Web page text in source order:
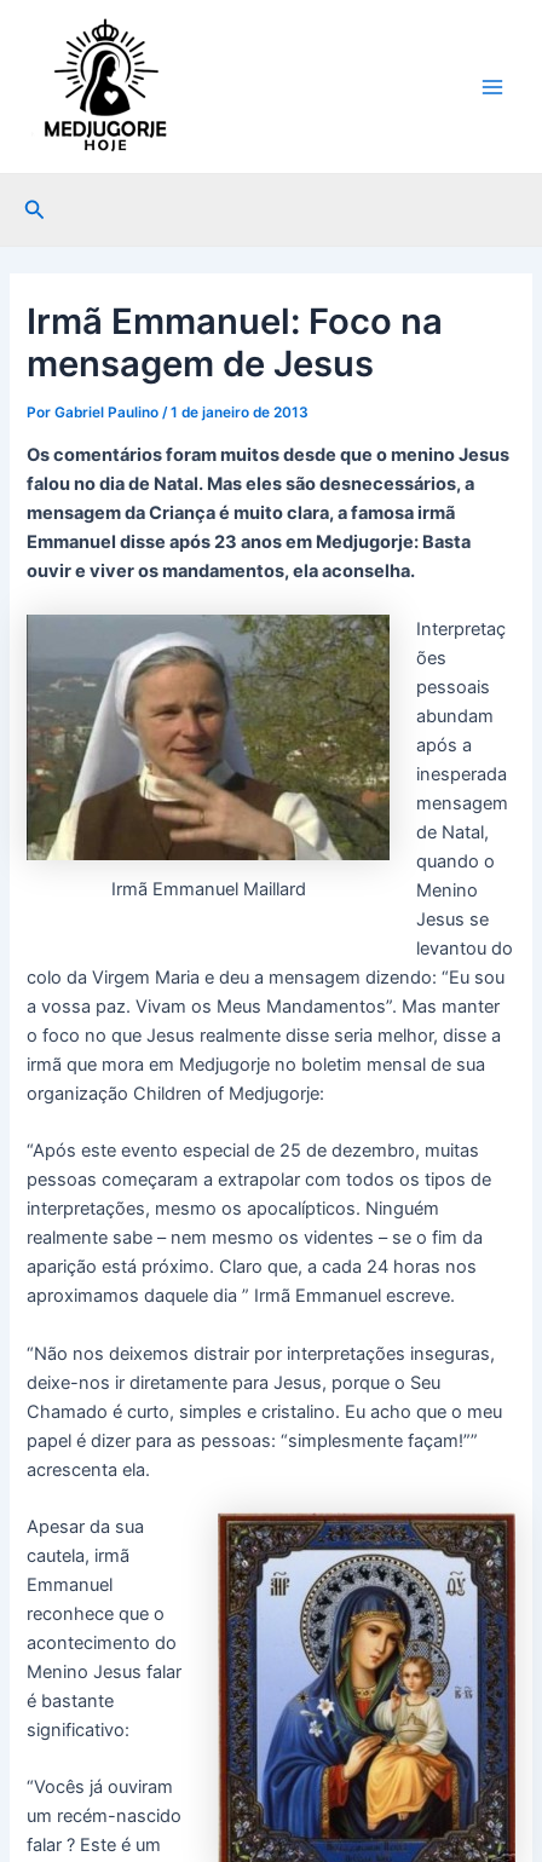
conteúdo
Pesquisar
Irmã Emmanuel: Foco na
mensagem de Jesus
PorGabriel Paulino/1 de janeiro de 2013
Os comentários foram muitos desde que o menino Jesus
falou no dia de Natal. Mas eles são desnecessários, a
mensagem da Criança é muito clara, a famosa irmã
Emmanuel disse após 23 anos em Medjugorje: Basta
ouvir e viver os mandamentos, ela aconselha.
Irmã Emmanuel Maillard
Interpretaç
ões
pessoais
abundam
após a
inesperada
mensagem
de Natal,
quando o
Menino
Jesus se
levantou do
colo da Virgem Maria e deu a mensagem dizendo: “Eu sou
a vossa paz. Vivam os Meus Mandamentos”. Mas manter
o foco no que Jesus realmente disse seria melhor, disse a
irmã que mora em Medjugorje no boletim mensal de sua
organização Children of Medjugorje:
“Após este evento especial de 25 de dezembro, muitas
pessoas começaram a extrapolar com todos os tipos de
interpretações, mesmo os apocalípticos. Ninguém
realmente sabe – nem mesmo os videntes – se o fim da
aparição está próximo. Claro que, a cada 24 horas nos
aproximamos daquele dia ” Irmã Emmanuel escreve.
“Não nos deixemos distrair por interpretações inseguras,
deixe-nos ir diretamente para Jesus, porque o Seu
Chamado é curto, simples e cristalino. Eu acho que o meu
papel é dizer para as pessoas: “simplesmente façam!””
acrescenta ela.
Apesar da sua
cautela, irmã
Emmanuel
reconhece que o
acontecimento do
Menino Jesus falar
é bastante
significativo:
“Vocês já ouviram
um recém-nascido
falar ? Este é um
navigation